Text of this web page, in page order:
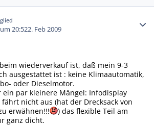
20:522. Feb 2009
wiederverkauf ist, daß mein 9-3
ausgestattet ist : keine Klimaautomatik,
oder Dieselmotor.
par kleinere Mängel: Infodisplay
nicht aus (hat der Drecksack von
erwähnen!!!
) das flexible Teil am
ganz dicht.